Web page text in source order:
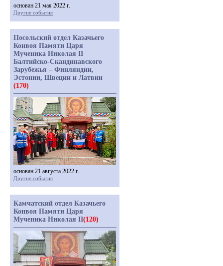
основан 21 мая 2022 г.
Другие события
Посольский отдел Казачьего
Конвоя Памяти Царя
Мученика Николая II
Балтийско-Скандинавского
Зарубежья – Финляндии,
Эстонии, Швеции и Латвии
(170)
основан 21 августа 2022 г.
Другие события
Камчатский отдел Казачьего
Конвоя Памяти Царя
Мученика Николая II(120)